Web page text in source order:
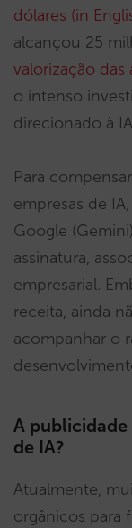
dólares (in
alcançou 25
valorização das
o intenso
direcionado à
Para
empresas de
Google
assinatura,
empresarial.
receita, ainda
acompanhar o
A
de IA?
Atualmente,
orgânicos para